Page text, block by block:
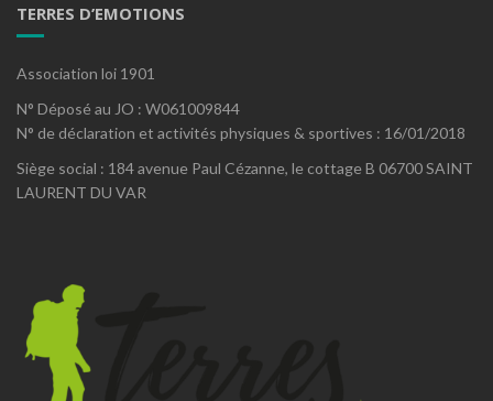
TERRES D’EMOTIONS
Association loi 1901
N° Déposé au JO : W061009844
N° de déclaration et activités physiques & sportives : 16/01/2018
Siège social : 184 avenue Paul Cézanne, le cottage B 06700 SAINT
LAURENT DU VAR